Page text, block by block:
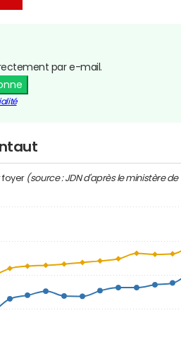
par e-mail.
foyer (source : JDN d'après le ministère de